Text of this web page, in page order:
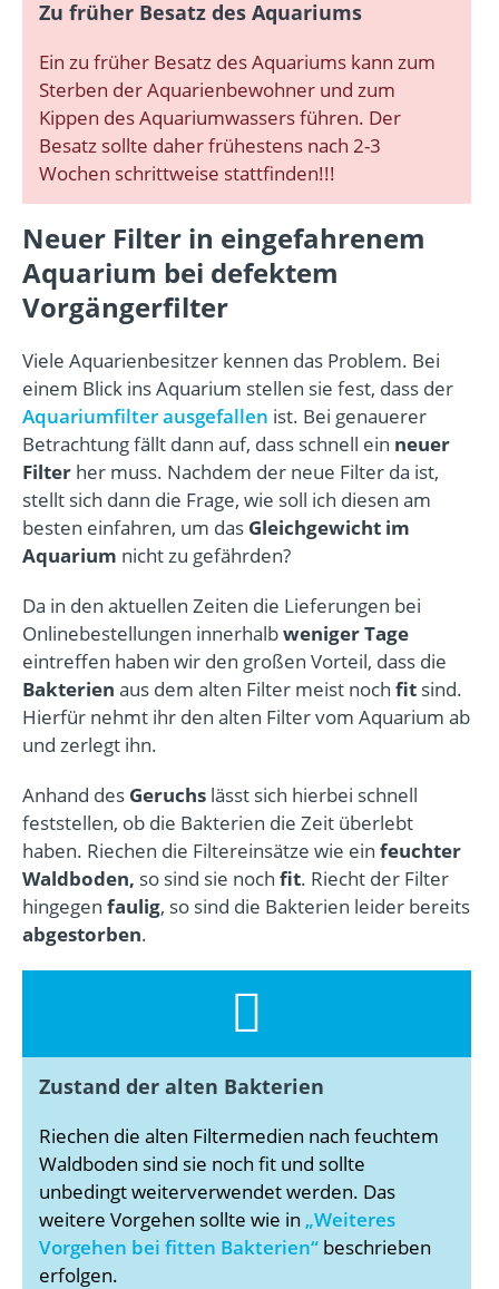
Zu früher Besatz des Aquariums
Ein zu früher Besatz des Aquariums kann zum
Sterben der Aquarienbewohner und zum
Kippen des Aquariumwassers führen. Der
Besatz sollte daher frühestens nach 2-3
Wochen schrittweise stattfinden!!!
Neuer Filter in eingefahrenem
Aquarium bei defektem
Vorgängerfilter
Viele Aquarienbesitzer kennen das Problem. Bei
einem Blick ins Aquarium stellen sie fest, dass der
Aquariumfilter ausgefallen ist. Bei genauerer
Betrachtung fällt dann auf, dass schnell ein neuer
Filter her muss. Nachdem der neue Filter da ist,
stellt sich dann die Frage, wie soll ich diesen am
besten einfahren, um das Gleichgewicht im
Aquarium nicht zu gefährden?
Da in den aktuellen Zeiten die Lieferungen bei
Onlinebestellungen innerhalbweniger Tage
eintreffen haben wir den großen Vorteil, dass die
Bakterien aus dem alten Filter meist noch fit sind.
Hierfür nehmt ihr den alten Filter vom Aquarium ab
und zerlegt ihn.
Anhand des Geruchs lässt sich hierbei schnell
feststellen, ob die Bakterien die Zeit überlebt
haben. Riechen die Filtereinsätze wie ein feuchter
Waldboden, so sind sie noch fit. Riecht der Filter
hingegen faulig, so sind die Bakterien leider bereits
abgestorben.
Zustand der alten Bakterien
Riechen die alten Filtermedien nach feuchtem
Waldboden sind sie noch fit und sollte
unbedingt weiterverwendet werden. Das
weitere Vorgehen sollte wie in „Weiteres
Vorgehen bei fitten Bakterien“ beschrieben
erfolgen.